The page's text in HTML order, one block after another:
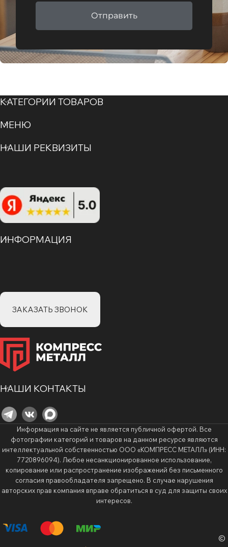
Отправить
КАТЕГОРИИ ТОВАРОВ
МЕНЮ
НАШИ РЕКВИЗИТЫ
ИНФОРМАЦИЯ
ЗАКАЗАТЬ ЗВОНОК
НАШИ КОНТАКТЫ
Информация на сайте не является публичной офертой. Все
фотографии категорий и товаров на данном ресурсе являются
интеллектуальной собственностью ООО «КОМПРЕСС МЕТАЛЛ» (ИНН:
7720896094). Любое несанкционированное использование,
копирование или распространение изображений без письменного
согласия правообладателя запрещено. В случае нарушения
авторских прав компания вправе обратиться в суд для защиты своих
интересов.
©